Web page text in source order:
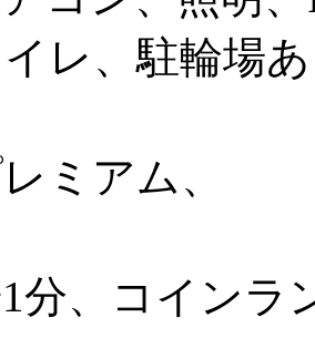
レ、駐輪場
ミアム、
1分、コイン